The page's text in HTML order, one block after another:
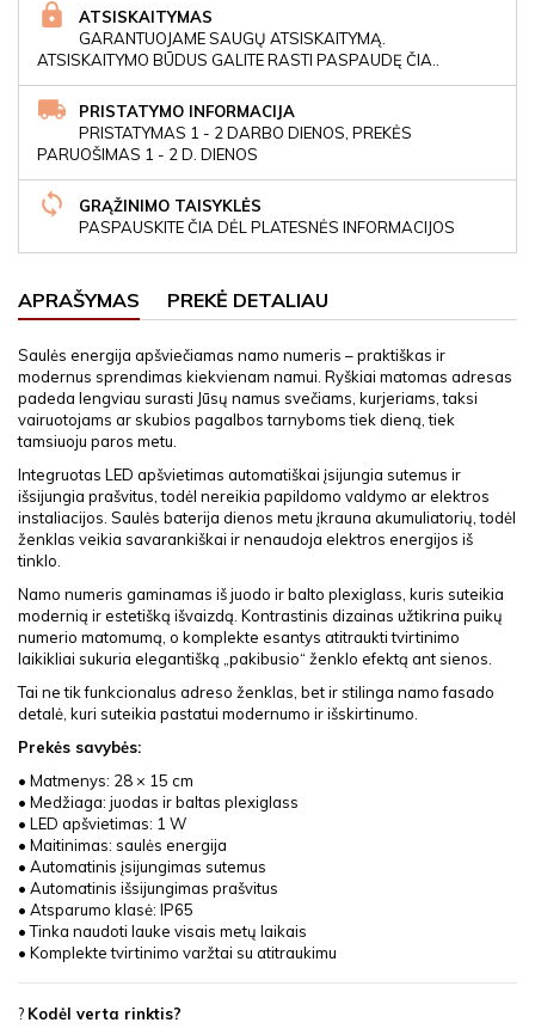
ATSISKAITYMAS
GARANTUOJAME SAUGŲ ATSISKAITYMĄ.
ATSISKAITYMO BŪDUS GALITE RASTI PASPAUDĘ ČIA..
PRISTATYMO INFORMACIJA
PRISTATYMAS 1 - 2 DARBO DIENOS, PREKĖS
PARUOŠIMAS 1 - 2 D. DIENOS
GRĄŽINIMO TAISYKLĖS
PASPAUSKITE ČIA DĖL PLATESNĖS INFORMACIJOS
APRAŠYMAS PREKĖ DETALIAU
Saulės energija apšviečiamas namo numeris – praktiškas ir
modernus sprendimas kiekvienam namui. Ryškiai matomas adresas
padeda lengviau surasti Jūsų namus svečiams, kurjeriams, taksi
vairuotojams ar skubios pagalbos tarnyboms tiek dieną, tiek
tamsiuoju paros metu.
Integruotas LED apšvietimas automatiškai įsijungia sutemus ir
išsijungia prašvitus, todėl nereikia papildomo valdymo ar elektros
instaliacijos. Saulės baterija dienos metu įkrauna akumuliatorių, todėl
ženklas veikia savarankiškai ir nenaudoja elektros energijos iš
tinklo.
Namo numeris gaminamas iš juodo ir balto plexiglass, kuris suteikia
modernią ir estetišką išvaizdą. Kontrastinis dizainas užtikrina puikų
numerio matomumą, o komplekte esantys atitraukti tvirtinimo
laikikliai sukuria elegantišką „pakibusio“ ženklo efektą ant sienos.
Tai ne tik funkcionalus adreso ženklas, bet ir stilinga namo fasado
detalė, kuri suteikia pastatui modernumo ir išskirtinumo.
Prekės savybės:
• Matmenys: 28 × 15 cm
• Medžiaga: juodas ir baltas plexiglass
• LED apšvietimas: 1 W
• Maitinimas: saulės energija
• Automatinis įsijungimas sutemus
• Automatinis išsijungimas prašvitus
• Atsparumo klasė: IP65
• Tinka naudoti lauke visais metų laikais
• Komplekte tvirtinimo varžtai su atitraukimu
? Kodėl verta rinktis?